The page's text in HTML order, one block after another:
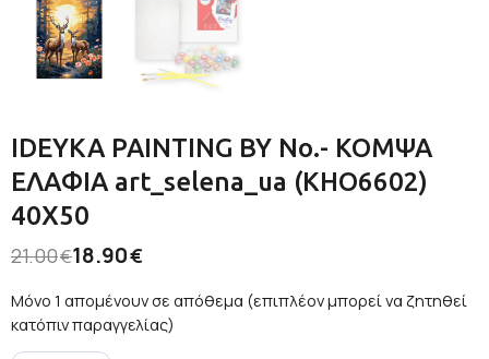
IDEYKA PAINTING BY No.- ΚΟΜΨΑ
ΕΛΑΦΙΑ art_selena_ua (KHO6602)
40Χ50
21.00€18.90€
Μόνο 1 απομένουν σε απόθεμα (επιπλέον μπορεί να ζητηθεί
κατόπιν παραγγελίας)